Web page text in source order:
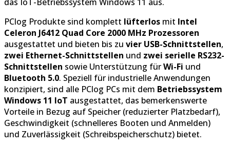
PClog Produkte sind komplett lüfterlos mit Intel
Celeron J6412 Quad Core 2000 MHz Prozessoren
ausgestattet und bieten bis zu vier USB-Schnittstellen,
zwei Ethernet-Schnittstellen und zwei serielle RS232-
Schnittstellen sowie Unterstützung fürWi-Fi und
Bluetooth 5.0. Speziell für industrielle Anwendungen
konzipiert, sind alle PClog PCs mit dem Betriebssystem
Windows 11 IoT ausgestattet, das bemerkenswerte
Vorteile in Bezug auf Speicher (reduzierter Platzbedarf),
Geschwindigkeit (schnelleres Booten und Anmelden)
und Zuverlässigkeit (Schreibspeicherschutz) bietet.